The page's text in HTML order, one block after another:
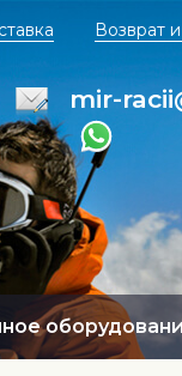
Возврат
mir-